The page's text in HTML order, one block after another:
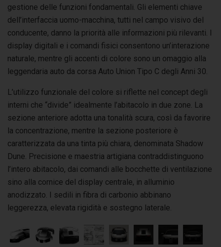
gestione delle funzioni fondamentali. Gli elementi chiave
dell’interfaccia uomo-macchina, tutti nel campo visivo del
conducente, danno la priorità alle informazioni più rilevanti. I
display digitali e i comandi fisici consentono un’interazione
naturale, mentre gli accenti di colore sono un omaggio alla
leggendaria auto da corsa Auto Union Tipo C degli Anni 30.
L’utilizzo funzionale del colore si riflette nel concept degli
interni che “divide” idealmente l’abitacolo in due zone. La
sezione anteriore adotta una tonalità scura, così da favorire
la concentrazione, mentre la sezione posteriore è
caratterizzata da una tinta più chiara, denominata Shadow
Dune. Precisione e maestria artigiana contraddistinguono
l’intero abitacolo, dai comandi alle bocchette di ventilazione
sino alla cornice del display centrale, in alluminio
anodizzato. I sedili in fibra di carbonio abbinano
leggerezza, elevata rigidità e sostegno laterale.